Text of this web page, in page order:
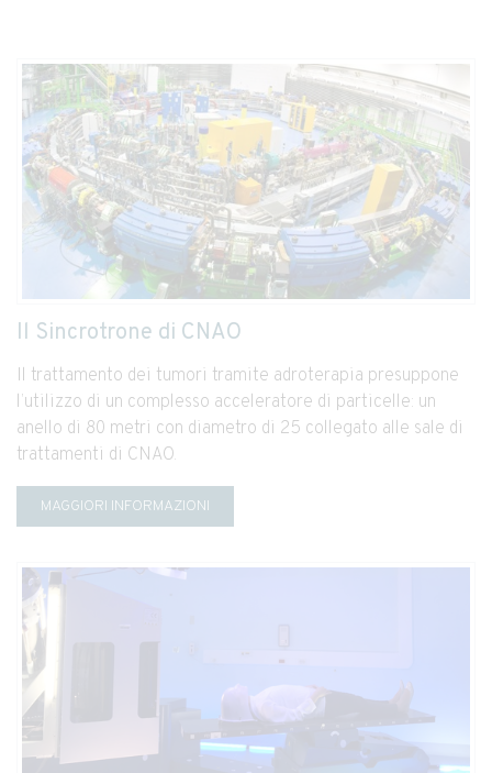
Il Sincrotrone di CNAO
Il trattamento dei tumori tramite adroterapia presuppone
l’utilizzo di un complesso acceleratore di particelle: un
anello di 80 metri con diametro di 25 collegato alle sale di
trattamenti di CNAO.
MAGGIORI INFORMAZIONI